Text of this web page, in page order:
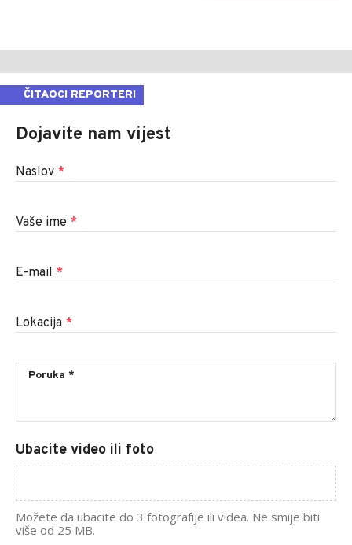
ČITAOCI REPORTERI
Dojavite nam vijest
Naslov *
Vaše ime *
E-mail *
Lokacija *
Ubacite video ili foto
Možete da ubacite do 3 fotografije ili videa. Ne smije biti
više od 25 MB.